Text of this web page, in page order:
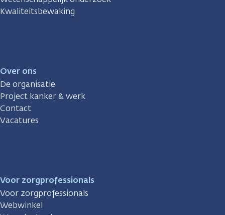
Kwaliteitsbewaking
Over ons
De organisatie
Project kanker & werk
Contact
Vacatures
Voor zorgprofessionals
Voor zorgprofessionals
Webwinkel